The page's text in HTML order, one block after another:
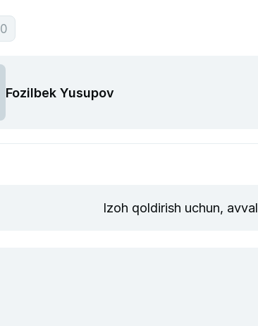
0
Fozilbek Yusupov
Izoh qoldirish uchun, avval